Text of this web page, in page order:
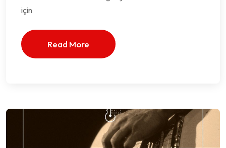
için
Read More